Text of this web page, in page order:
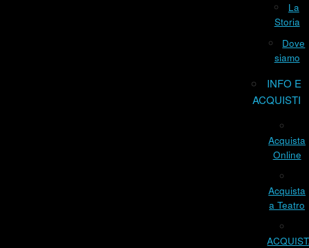
La
Storia
Dove
siamo
INFO E
ACQUISTI
Acquista
Online
Acquista
a Teatro